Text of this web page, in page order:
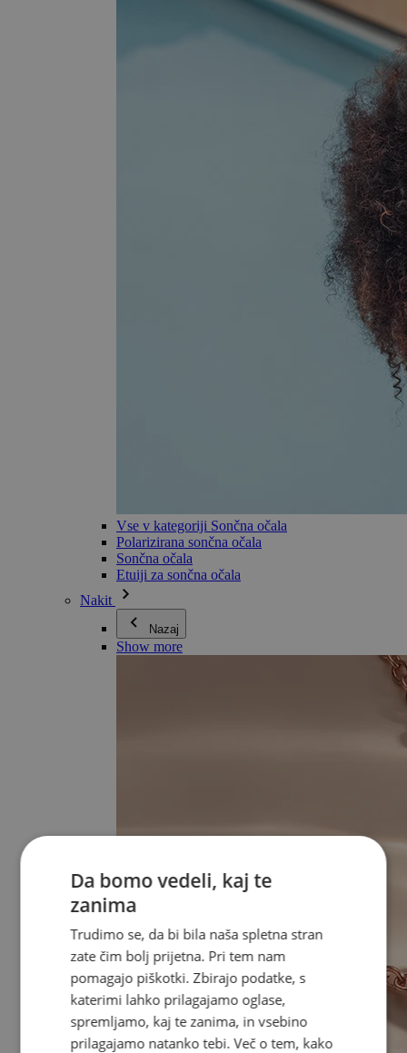
Vse v kategoriji Sončna očala
Polarizirana sončna očala
Sončna očala
Etuiji za sončna očala
Nakit
Nazaj
Show more
Da bomo vedeli, kaj te
zanima
Trudimo se, da bi bila naša spletna stran
zate čim bolj prijetna. Pri tem nam
pomagajo piškotki. Zbirajo podatke, s
katerimi lahko prilagajamo oglase,
spremljamo, kaj te zanima, in vsebino
prilagajamo natanko tebi. Več o tem, kako